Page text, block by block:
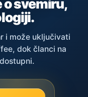
o svemiru,
i može uključivati
dok članci na